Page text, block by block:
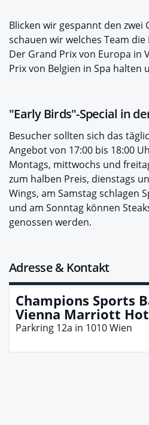
Blicken wir gespannt den zwei
schauen wir welches Team
Der Grand Prix von Europa in
Prix von Belgien in Spa halten
"Early Birds"-Special in
Besucher sollten sich das
Angebot von 17:00 bis 18:00
Montags, mittwochs und
zum halben Preis, dienstags
Wings, am Samstag schlagen
und am Sonntag können
genossen werden.
Adresse & Kontakt
Champions Sports
Vienna Marriott
Parkring 12a in 1010Wien